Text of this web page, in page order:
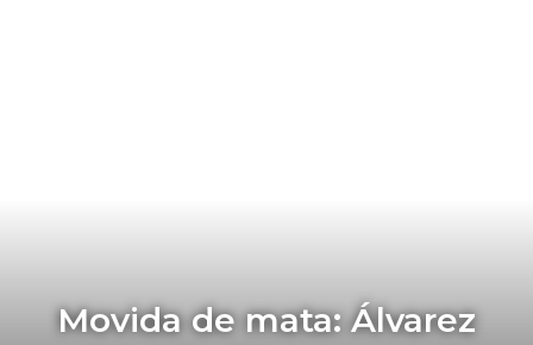
Movida de mata: Álvarez